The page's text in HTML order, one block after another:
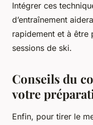
Intégrer ces
d’entraînement
rapidement et à être
sessions de ski.
Conseils du
votre
Enfin, pour tirer le